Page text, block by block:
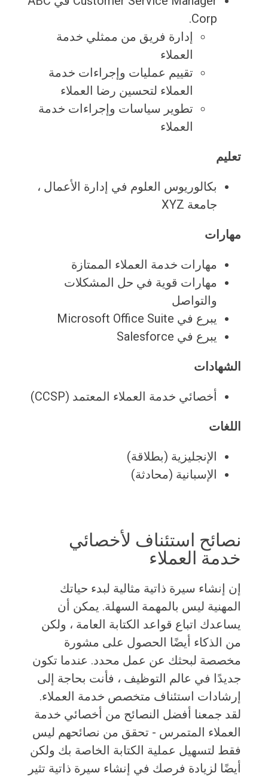
Corp.
إدارة فريق من ممثلي خدمة
العملاء
تقييم عمليات وإجراءات خدمة
العملاء لتحسين رضا العملاء
تطوير سياسات وإجراءات خدمة
العملاء
تعليم
بكالوريوس العلوم في إدارة الأعمال ،
جامعة XYZ
مهارات
مهارات خدمة العملاء الممتازة
مهارات قوية في حل المشكلات
والتواصل
يبرع في Microsoft Office Suite
يبرع في Salesforce
الشهادات
أخصائي خدمة العملاء المعتمد (CCSP)
اللغات
الإنجليزية (بطلاقة)
الإسبانية (محادثة)
نصائح استئناف لأخصائي
خدمة العملاء
إن إنشاء سيرة ذاتية مثالية لبدء حياتك
المهنية ليس بالمهمة السهلة. يمكن أن
يساعدك اتباع قواعد الكتابة العامة ، ولكن
من الذكاء أيضًا الحصول على مشورة
مخصصة لبحثك عن عمل محدد. عندما تكون
جديدًا في عالم التوظيف ، فأنت بحاجة إلى
إرشادات استئناف متخصص خدمة العملاء.
لقد جمعنا أفضل النصائح من أخصائي خدمة
العملاء المتمرس - تحقق من نصائحهم ليس
فقط لتسهيل عملية الكتابة الخاصة بك ولكن
أيضًا لزيادة فرصك في إنشاء سيرة ذاتية تثير